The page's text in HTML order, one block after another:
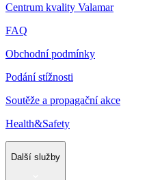
Centrum kvality Valamar
FAQ
Obchodní podmínky
Podání stížnosti
Soutěže a propagační akce
Health&Safety
Další služby